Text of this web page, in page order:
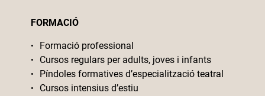
FORMACIÓ
Formació professional
Cursos regulars per adults, joves i infants
Píndoles formatives d’especialització teatral
Cursos intensius d’estiu